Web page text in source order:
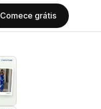
Comece grátis